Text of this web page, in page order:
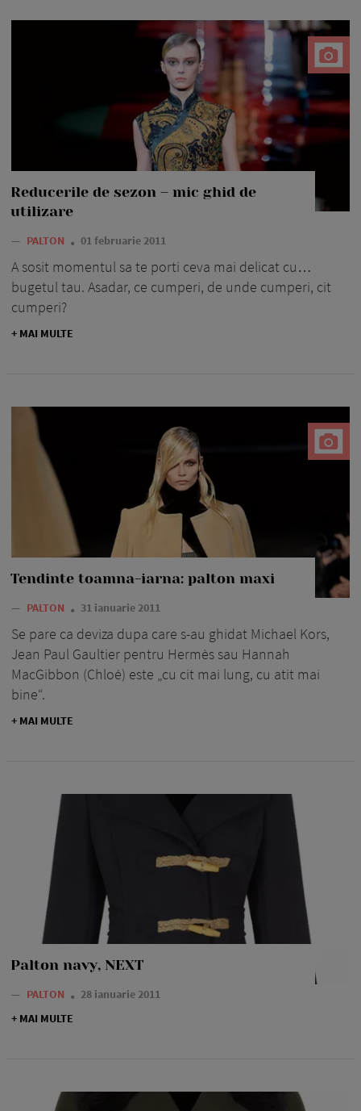
Reducerile de sezon – mic ghid de
utilizare
— PALTON 01 februarie 2011
A sosit momentul sa te porti ceva mai delicat cu…
bugetul tau. Asadar, ce cumperi, de unde cumperi, cit
cumperi?
+ MAI MULTE
Tendinte toamna-iarna: palton maxi
— PALTON 31 ianuarie 2011
Se pare ca deviza dupa care s-au ghidat Michael Kors,
Jean Paul Gaultier pentru Hermès sau Hannah
MacGibbon (Chloé) este „cu cit mai lung, cu atit mai
bine“.
+ MAI MULTE
Palton navy, NEXT
— PALTON
28 ianuarie 2011
+ MAI MULTE